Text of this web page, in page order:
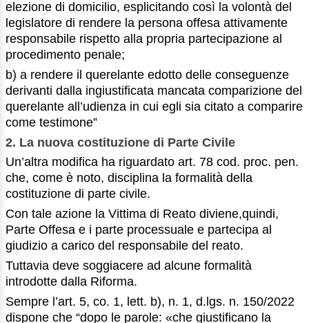
elezione di domicilio, esplicitando così la volontà del
legislatore di rendere la persona offesa attivamente
responsabile rispetto alla propria partecipazione al
procedimento penale;
b) a rendere il querelante edotto delle conseguenze
derivanti dalla ingiustificata mancata comparizione del
querelante all’udienza in cui egli sia citato a comparire
come testimone”
2. La nuova costituzione di Parte Civile
Un’altra modifica ha riguardato art. 78 cod. proc. pen.
che, come è noto, disciplina la formalità della
costituzione di parte civile.
Con tale azione la Vittima di Reato diviene,quindi,
Parte Offesa e i parte processuale e partecipa al
giudizio a carico del responsabile del reato.
Tuttavia deve soggiacere ad alcune formalità
introdotte dalla Riforma.
Sempre l’art. 5, co. 1, lett. b), n. 1, d.lgs. n. 150/2022
dispone che “dopo le parole: «che giustificano la